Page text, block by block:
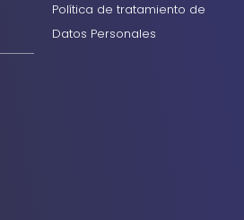
Política de tratamiento de
Datos Personales